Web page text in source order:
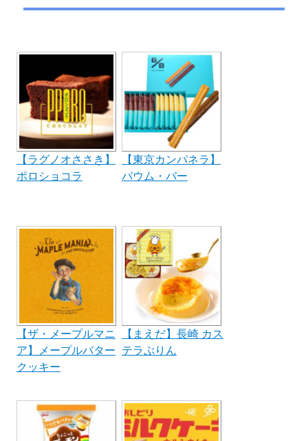
ョ
ン
【ラグノオささき】
ポロショコラ
【東京カンパネラ】
バウム・バー
【ザ・メープルマニ
ア】メープルバター
クッキー
【まえだ】長崎 カス
テラぷりん